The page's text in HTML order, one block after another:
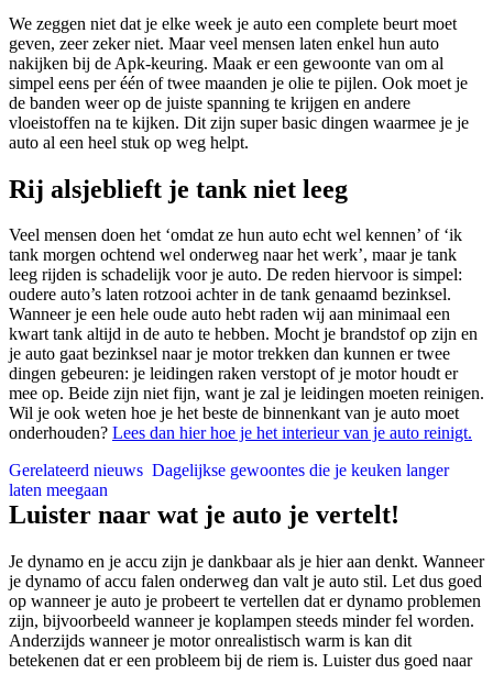
We zeggen niet dat je elke week je auto een complete beurt moet
geven, zeer zeker niet. Maar veel mensen laten enkel hun auto
nakijken bij de Apk-keuring. Maak er een gewoonte van om al
simpel eens per één of twee maanden je olie te pijlen. Ook moet je
de banden weer op de juiste spanning te krijgen en andere
vloeistoffen na te kijken. Dit zijn super basic dingen waarmee je je
auto al een heel stuk op weg helpt.
Rij alsjeblieft je tank niet leeg
Veel mensen doen het ‘omdat ze hun auto echt wel kennen’ of ‘ik
tank morgen ochtend wel onderweg naar het werk’, maar je tank
leeg rijden is schadelijk voor je auto. De reden hiervoor is simpel:
oudere auto’s laten rotzooi achter in de tank genaamd bezinksel.
Wanneer je een hele oude auto hebt raden wij aan minimaal een
kwart tank altijd in de auto te hebben. Mocht je brandstof op zijn en
je auto gaat bezinksel naar je motor trekken dan kunnen er twee
dingen gebeuren: je leidingen raken verstopt of je motor houdt er
mee op. Beide zijn niet fijn, want je zal je leidingen moeten reinigen.
Wil je ook weten hoe je het beste de binnenkant van je auto moet
onderhouden? Lees dan hier hoe je het interieur van je auto reinigt.
Gerelateerd nieuws Dagelijkse gewoontes die je keuken langer
laten meegaan
Luister naar wat je auto je vertelt!
Je dynamo en je accu zijn je dankbaar als je hier aan denkt. Wanneer
je dynamo of accu falen onderweg dan valt je auto stil. Let dus goed
op wanneer je auto je probeert te vertellen dat er dynamo problemen
zijn, bijvoorbeeld wanneer je koplampen steeds minder fel worden.
Anderzijds wanneer je motor onrealistisch warm is kan dit
betekenen dat er een probleem bij de riem is. Luister dus goed naar